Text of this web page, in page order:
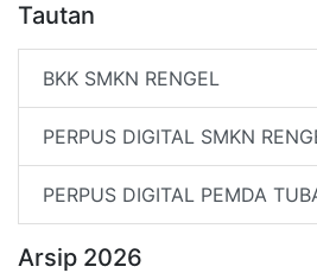
Tautan
BKK SMKN RENGEL
PERPUS DIGITAL SMKN
PERPUS DIGITAL PEMDA
Arsip 2026